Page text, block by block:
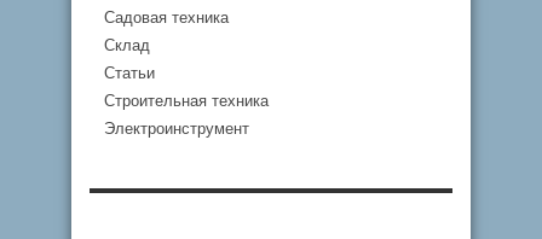
Садовая техника
Склад
Статьи
Строительная техника
Электроинструмент